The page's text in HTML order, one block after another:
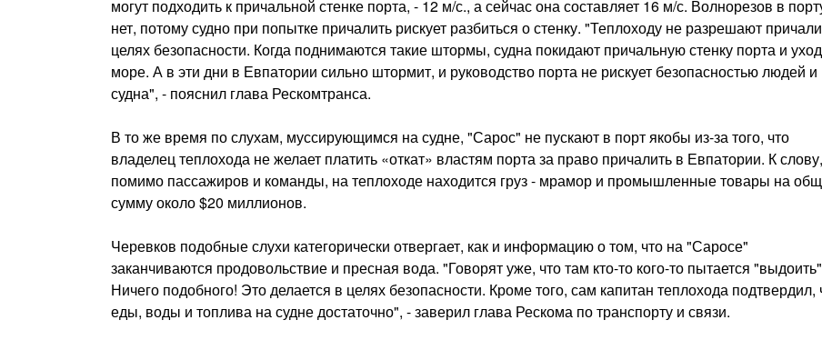
могут подходить к причальной стенке порта, - 12 м/с., а сейчас она составляет 16 м/с. Волнорезов в
нет, потому судно при попытке причалить рискует разбиться о стенку. "Теплоходу не разрешают
целях безопасности. Когда поднимаются такие штормы, судна покидают причальную стенку порта и
море. А в эти дни в Евпатории сильно штормит, и руководство порта не рискует безопасностью людей и
судна", - пояснил глава Рескомтранса.
В то же время по слухам, муссирующимся на судне, "Сарос" не пускают в порт якобы из-за того, что
владелец теплохода не желает платить «откат» властям порта за право причалить в Евпатории. К слову,
помимо пассажиров и команды, на теплоходе находится груз - мрамор и промышленные товары на
сумму около $20 миллионов.
Черевков подобные слухи категорически отвергает, как и информацию о том, что на "Саросе"
заканчиваются продовольствие и пресная вода. "Говорят уже, что там кто-то кого-то пытается
Ничего подобного! Это делается в целях безопасности. Кроме того, сам капитан теплохода подтвердил,
еды, воды и топлива на судне достаточно", - заверил глава Рескома по транспорту и связи.